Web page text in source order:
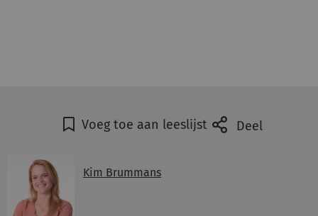
Voeg toe aan leeslijst Deel
Kim Brummans